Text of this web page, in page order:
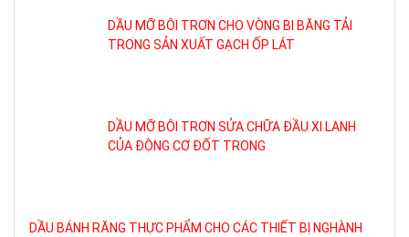
DẦU MỠ BÔI TRƠN CHO VÒNG BI BĂNG TẢI
TRONG SẢN XUẤT GẠCH ỐP LÁT
DẦU MỠ BÔI TRƠN SỬA CHỮA ĐẦU XI LANH
CỦA ĐỘNG CƠ ĐỐT TRONG
DẦU BÁNH RĂNG THỰC PHẨM CHO CÁC THIẾT BỊ NGHÀNH